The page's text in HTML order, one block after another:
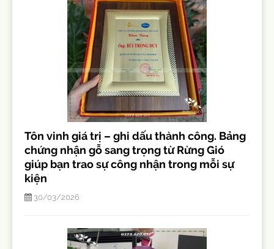
Tôn vinh giá trị – ghi dấu thành công. Bảng
chứng nhận gỗ sang trọng từ Rừng Gió
giúp bạn trao sự công nhận trong mỗi sự
kiện
30/03/2026